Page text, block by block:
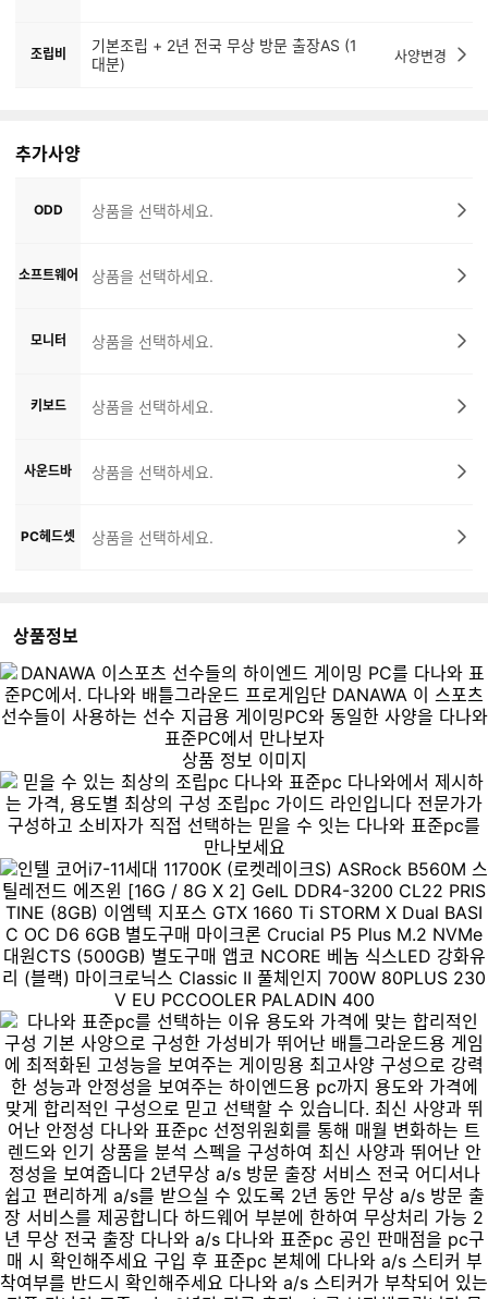
조립비
기본조립 + 2년 전국 무상 방문 출장AS (1
대분)
사양변경
추가사양
ODD 상품을 선택하세요.
소프트웨어 상품을 선택하세요.
모니터 상품을 선택하세요.
키보드 상품을 선택하세요.
사운드바 상품을 선택하세요.
PC헤드셋 상품을 선택하세요.
상품정보